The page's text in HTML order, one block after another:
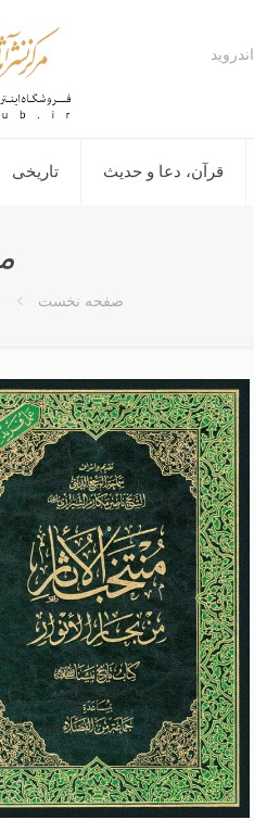
قرآن، دعا و حدیث تاریخی
اندروید
صفحه نخست